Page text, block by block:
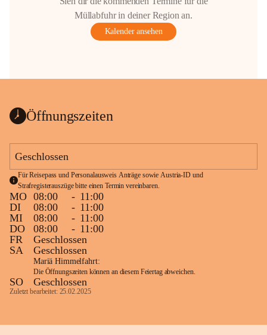
Müllabfuhr in deiner Region an.
Kalender ansehen
Öffnungszeiten
Geschlossen
Für Reisepass und Personalausweis Anträge sowie Austria-ID und
Strafregisterauszüge bitte einen Termin vereinbaren.
MO 08:00 - 11:00
DI
08:00 - 11:00
MI
08:00 - 11:00
DO
08:00 - 11:00
FR
Geschlossen
SA
Geschlossen
Mariä Himmelfahrt:
Die Öffnungszeiten können an diesem Feiertag abweichen.
SO Geschlossen
Zuletzt bearbeitet: 25.02.2025